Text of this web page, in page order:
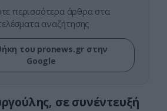
περισσότερα άρθρα στα
αναζήτησης
του pronews.gr στην
Google
σε συνέντευξή